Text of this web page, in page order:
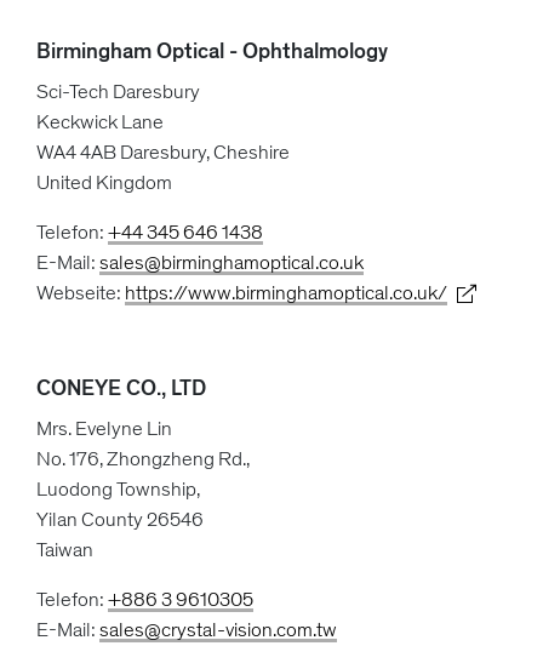
Birmingham Optical - Ophthalmology
Sci-Tech Daresbury
Keckwick Lane
WA4 4AB Daresbury, Cheshire
United Kingdom
Telefon:+44 345 646 1438
E-Mail:sales@birminghamoptical.co.uk
Webseite: https://www.birminghamoptical.co.uk/
CONEYE CO., LTD
Mrs. Evelyne Lin
No. 176, Zhongzheng Rd.,
Luodong Township,
Yilan County 26546
Taiwan
Telefon:+886 3 9610305
E-Mail:sales@crystal-vision.com.tw